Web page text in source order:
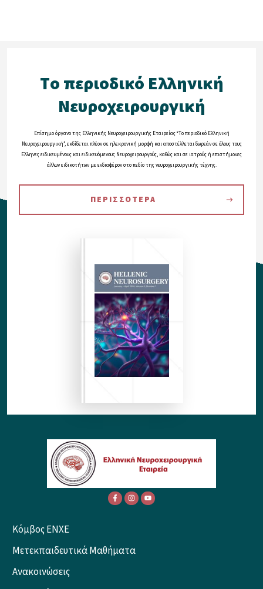
Tο περιοδικό Eλληνική
Nευροχειρουργική
Eπίσημο όργανο της Eλληνικής Nευροχειρουργικής Eταιρείας “Tο περιοδικό Eλληνική
Nευροχειρουργική”, εκδίδεται πλέον σε ηλεκρονική μορφή και αποστέλλεται δωρεάν σε όλους τους
Eλληνες ειδικευμένους και ειδικευόμενους Nευροχειρουργούς, καθώς και σε ιατρούς ή επιστήμονες
άλλων ειδικοτήτων με ενδιαφέρον στο πεδίο της νευροχειρουργικής τέχνης.
ΠΕΡΙΣΣΟΤΕΡΑ
Κόμβος ENXE
Μετεκπαιδευτικά Μαθήματα
Ανακοινώσεις